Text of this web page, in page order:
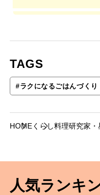
TAGS
#ラクになるごはんづくり
HOME くらし料理研究家
人気ランキ